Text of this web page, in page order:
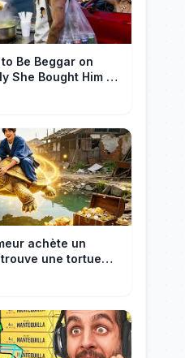
Be Beggar on
She Bought Him a
in Love!
achète un
une tortue
Sa vie bascule !